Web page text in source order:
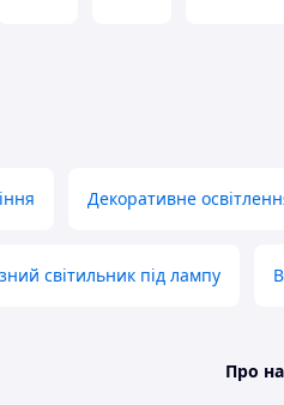
Декоративне
світильник під лампу
Про